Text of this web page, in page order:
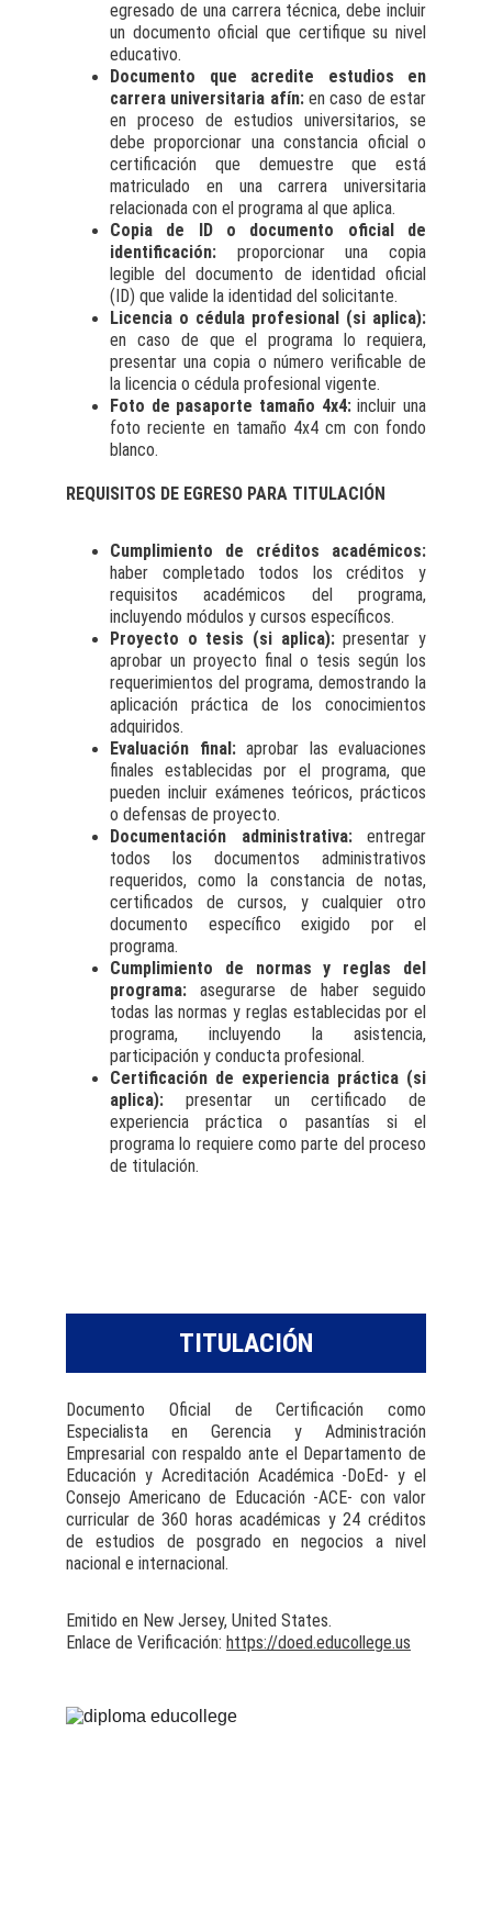
egresado de una carrera técnica, debe incluir
un documento oficial que certifique su nivel
educativo.
Documento que acredite estudios en
carrera universitaria afín:en caso de estar
en proceso de estudios universitarios, se
debe proporcionar una constancia oficial o
certificación que demuestre que está
matriculado en una carrera universitaria
relacionada con el programa al que aplica.
Copia de ID o documento oficial de
identificación: proporcionar una copia
legible del documento de identidad oficial
(ID) que valide la identidad del solicitante.
Licencia o cédula profesional (si aplica):
en caso de que el programa lo requiera,
presentar una copia o número verificable de
la licencia o cédula profesional vigente.
Foto de pasaporte tamaño 4x4:incluir una
foto reciente en tamaño 4x4 cm con fondo
blanco.
REQUISITOS DE EGRESO PARA TITULACIÓN
Cumplimiento de créditos académicos:
haber completado todos los créditos y
requisitos académicos del programa,
incluyendo módulos y cursos específicos.
Proyecto o tesis (si aplica):presentar y
aprobar un proyecto final o tesis según los
requerimientos del programa, demostrando la
aplicación práctica de los conocimientos
adquiridos.
Evaluación final: aprobar las evaluaciones
finales establecidas por el programa, que
pueden incluir exámenes teóricos, prácticos
o defensas de proyecto.
Documentación administrativa:entregar
todos los documentos administrativos
requeridos, como la constancia de notas,
certificados de cursos, y cualquier otro
documento específico exigido por el
programa.
Cumplimiento de normas y reglas del
programa: asegurarse de haber seguido
todas las normas y reglas establecidas por el
programa, incluyendo la asistencia,
participación y conducta profesional.
Certificación de experiencia práctica (si
aplica): presentar un certificado de
experiencia práctica o pasantías si el
programa lo requiere como parte del proceso
de titulación.
Documento Oficial de Certificación como
Especialista en Gerencia y Administración
Empresarial con respaldo ante el Departamento de
Educación y Acreditación Académica -DoEd- y el
Consejo Americano de Educación -ACE- con valor
curricular de 360 horas académicas y 24 créditos
de estudios de posgrado en negocios a nivel
nacional e internacional.
Emitido en New Jersey, United States.
Enlace de Verificación: https://doed.educollege.us
TITULACIÓN